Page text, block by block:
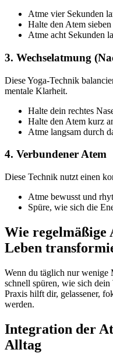
Atme vier Sekunden
Halte den Atem
Atme acht Sekunden
3. Wechselatmung
Diese Yoga-Technik
mentale Klarheit.
Halte dein rechtes
Halte den Atem kurz
Atme langsam durch
4. Verbundener Atem
Diese Technik nutzt einen
Atme bewusst und
Spüre, wie sich die
Wie regelmäßige
Leben
Wenn du täglich nur wenige
schnell spüren, wie sich
Praxis hilft dir, gelassener,
werden.
Integration der
Alltag